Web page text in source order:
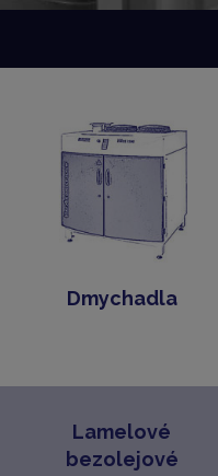
Dmychadla
Lamelové
bezolejové